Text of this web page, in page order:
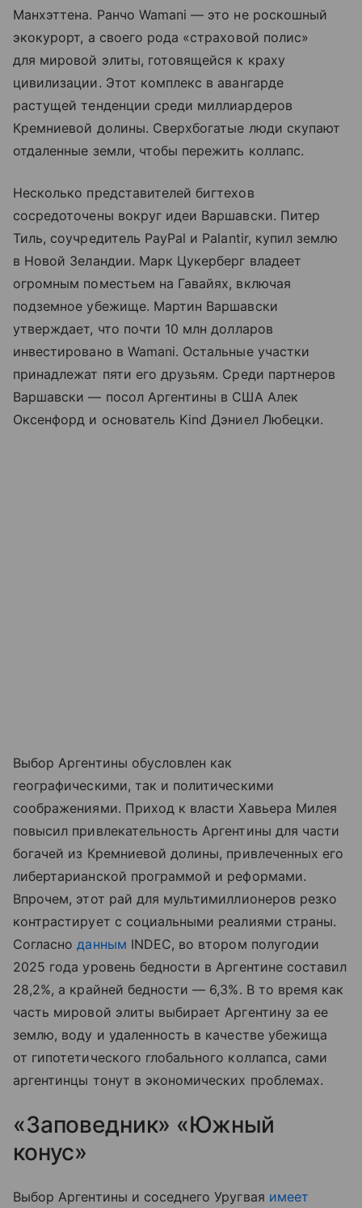
Манхэттена. Ранчо Wamani — это не роскошный
экокурорт, а своего рода «страховой полис»
для мировой элиты, готовящейся к краху
цивилизации. Этот комплекс в авангарде
растущей тенденции среди миллиардеров
Кремниевой долины. Сверхбогатые люди скупают
отдаленные земли, чтобы пережить коллапс.
Несколько представителей бигтехов
сосредоточены вокруг идеи Варшавски. Питер
Тиль, соучредитель PayPal и Palantir, купил землю
в Новой Зеландии. Марк Цукерберг владеет
огромным поместьем на Гавайях, включая
подземное убежище. Мартин Варшавски
утверждает, что почти 10 млн долларов
инвестировано в Wamani. Остальные участки
принадлежат пяти его друзьям. Среди партнеров
Варшавски — посол Аргентины в США Алек
Оксенфорд и основатель Kind Дэниел Любецки.
Выбор Аргентины обусловлен как
географическими, так и политическими
соображениями. Приход к власти Хавьера Милея
повысил привлекательность Аргентины для части
богачей из Кремниевой долины, привлеченных его
либертарианской программой и реформами.
Впрочем, этот рай для мультимиллионеров резко
контрастирует с социальными реалиями страны.
Согласноданным INDEC, во втором полугодии
2025 года уровень бедности в Аргентине составил
28,2%, а крайней бедности — 6,3%. В то время как
часть мировой элиты выбирает Аргентину за ее
землю, воду и удаленность в качестве убежища
от гипотетического глобального коллапса, сами
аргентинцы тонут в экономических проблемах.
«Заповедник» «Южный
конус»
Выбор Аргентины и соседнего Уругвая имеет